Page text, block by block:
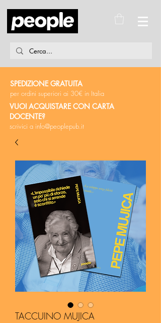
SPEDIZIONE GRATUITA
per ordini superiori ai 30€ in Italia
VUOI ACQUISTARE CON CARTA
DOCENTE?
scrivici a info@peoplepub.it
TACCUINO MUJICA